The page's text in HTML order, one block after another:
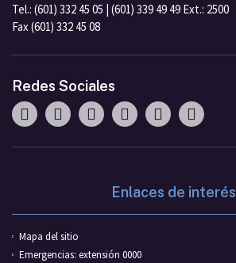
Tel.: (601) 332 45 05 | (601) 339 49 49 Ext.: 2500
Fax (601) 332 45 08
Redes Sociales
Enlaces de interés
Mapa del sitio
Emergencias: extensión 0000